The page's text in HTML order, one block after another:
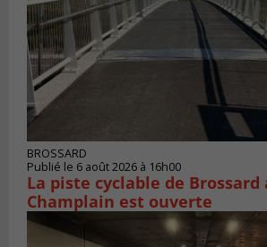
BROSSARD
Publié le 6 août 2026 à 16h00
La piste cyclable de Brossard
Champlain est ouverte